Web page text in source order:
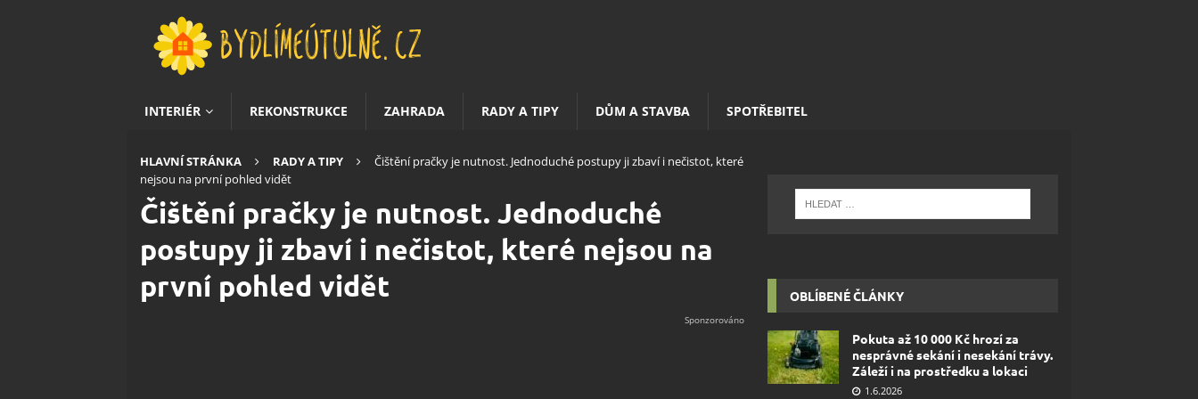
INTERIÉR REKONSTRUKCE ZAHRADA RADY A TIPY DŮM A STAVBA SPOTŘEBITEL
HLAVNÍ STRÁNKA RADY A TIPY
Čištění pračky je nutnost. Jednoduché postupy ji zbaví i nečistot, které
nejsou na první pohled vidět
Čištění pračky je nutnost. Jednoduché
postupy ji zbaví i nečistot, které nejsou na
první pohled vidět
OBLÍBENÉ ČLÁNKY
Pokuta až 10 000 Kč hrozí za
nesprávné sekání i nesekání trávy.
Záleží i na prostředku a lokaci
1.6.2026